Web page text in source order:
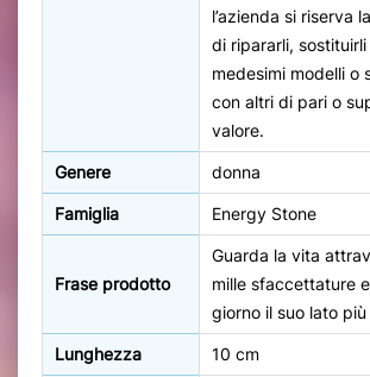
l’azienda si riserva
di ripararli,
medesimi modelli o
con altri di pari o
valore.
Genere donna
Famiglia Energy Stone
Frase prodotto
Guarda la vita
mille sfaccettature
giorno il suo lato
Lunghezza 10 cm